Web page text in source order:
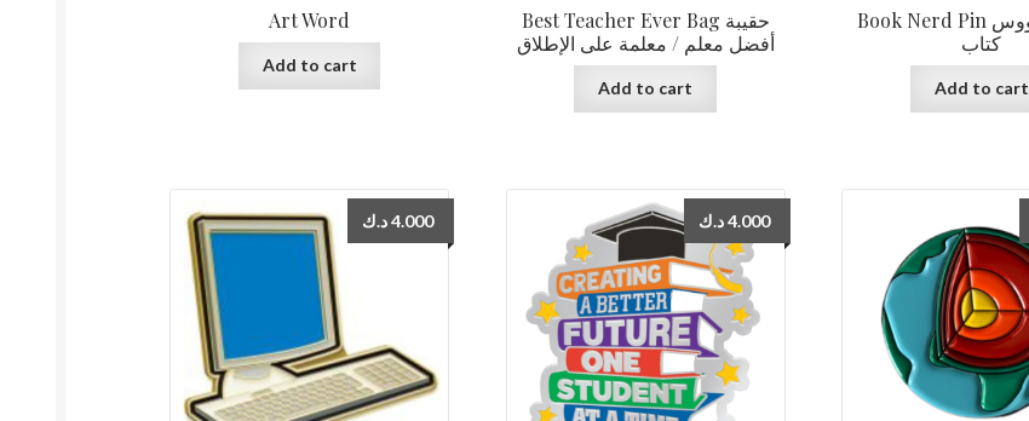
Art Word
Add to cart
Best Teacher Ever Bag حقيبة
أفضل معلم / معلمة على الإطلاق
Add to cart
Book Nerd Pin دبوس مهووس
كتاب
Add to cart
4.000د.ك 4.000د.ك